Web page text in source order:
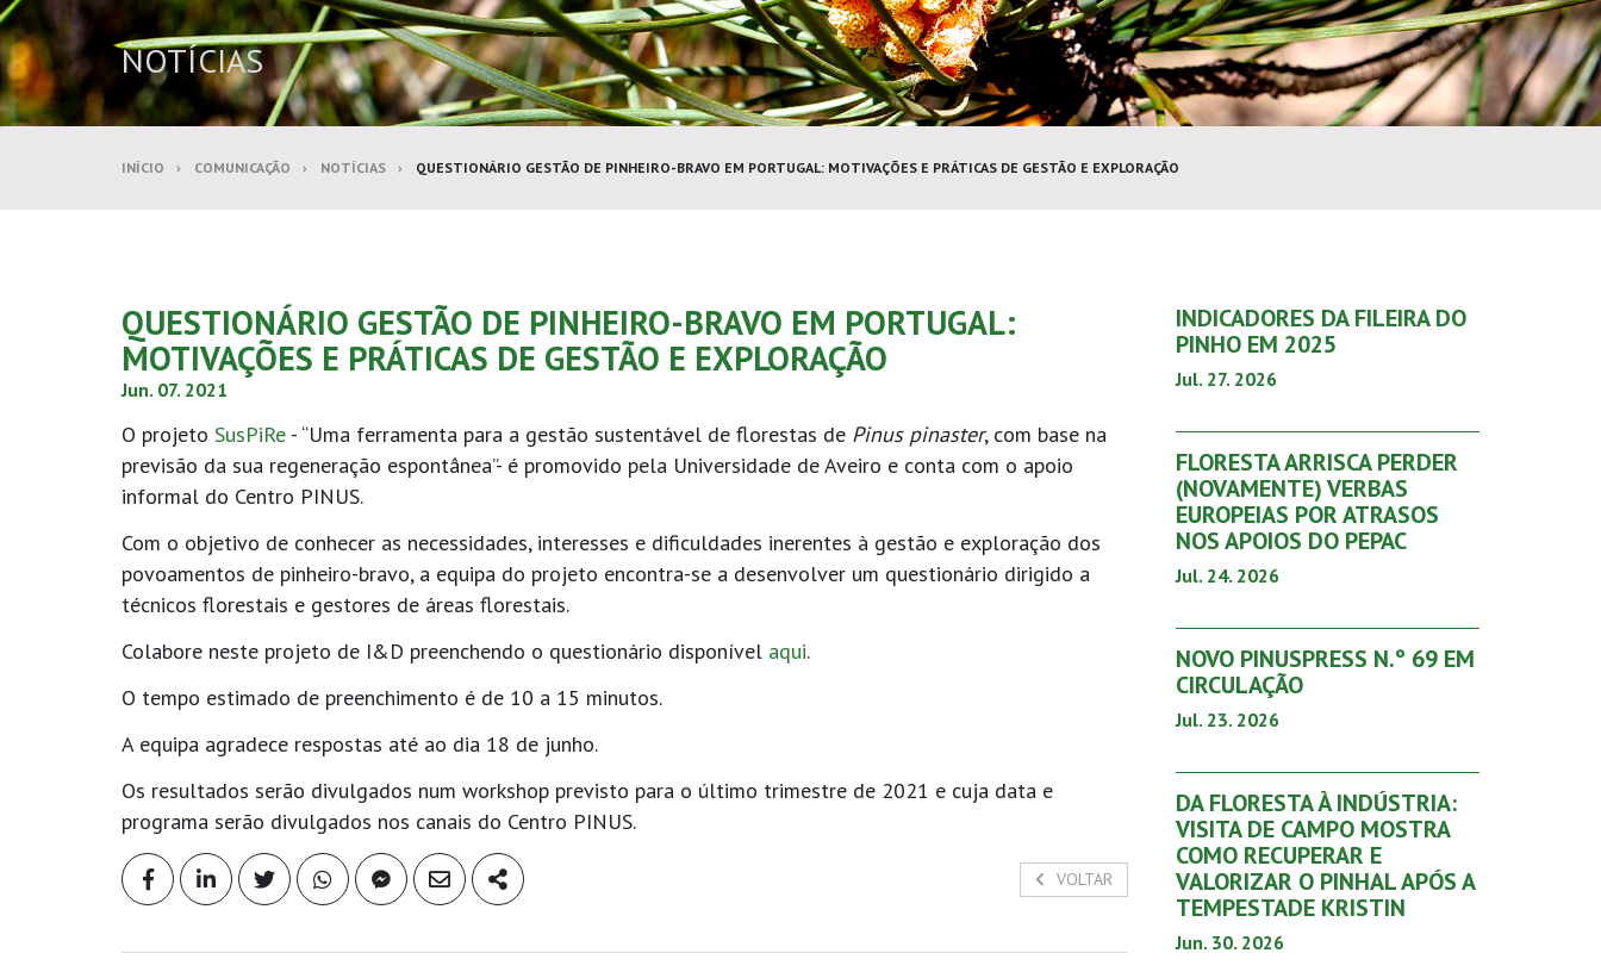
NOTÍCIAS
INÍCIO COMUNICAÇÃO NOTÍCIAS QUESTIONÁRIO GESTÃO DE PINHEIRO-BRAVO EM PORTUGAL: MOTIVAÇÕES E PRÁTICAS DE GESTÃO E EXPLORAÇÃO
QUESTIONÁRIO GESTÃO DE PINHEIRO-BRAVO EM PORTUGAL:
MOTIVAÇÕES E PRÁTICAS DE GESTÃO E EXPLORAÇÃO
Jun. 07. 2021
O projeto SusPiRe - “Uma ferramenta para a gestão sustentável de florestas de Pinus pinaster, com base na
previsão da sua regeneração espontânea”- é promovido pela Universidade de Aveiro e conta com o apoio
informal do Centro PINUS.
Com o objetivo de conhecer as necessidades, interesses e dificuldades inerentes à gestão e exploração dos
povoamentos de pinheiro-bravo, a equipa do projeto encontra-se a desenvolver um questionário dirigido a
técnicos florestais e gestores de áreas florestais.
Colabore neste projeto de I&D preenchendo o questionário disponível aqui.
O tempo estimado de preenchimento é de 10 a 15 minutos.
A equipa agradece respostas até ao dia 18 de junho.
Os resultados serão divulgados num workshop previsto para o último trimestre de 2021 e cuja data e
programa serão divulgados nos canais do Centro PINUS.
VOLTAR
INDICADORES DA FILEIRA DO
PINHO EM 2025
Jul. 27. 2026
FLORESTA ARRISCA PERDER
(NOVAMENTE) VERBAS
EUROPEIAS POR ATRASOS
NOS APOIOS DO PEPAC
Jul. 24. 2026
NOVO PINUSPRESS N.º 69 EM
CIRCULAÇÃO
Jul. 23. 2026
DA FLORESTA À INDÚSTRIA:
VISITA DE CAMPO MOSTRA
COMO RECUPERAR E
VALORIZAR O PINHAL APÓS A
TEMPESTADE KRISTIN
Jun. 30. 2026